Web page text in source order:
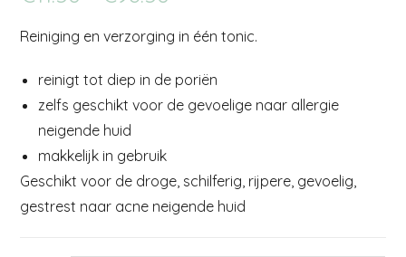
gebaseerd
waardering
Reiniging en verzorging in één tonic.
reinigt tot diep in de poriën
zelfs geschikt voor de gevoelige naar allergie
neigende huid
makkelijk in gebruik
Geschikt voor de droge, schilferig, rijpere, gevoelig,
gestrest naar acne neigende huid